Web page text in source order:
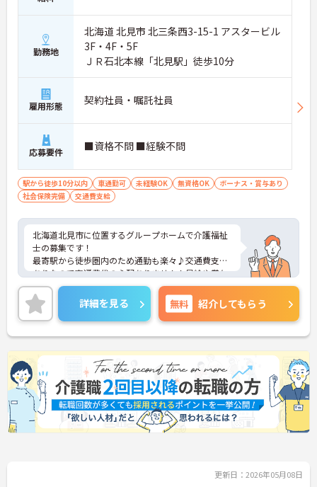
勤務地
北海道 北見市 北三条西3-15-1 アスタービル
3F・4F・5F
ＪＲ石北本線「北見駅」徒歩10分
雇用形態 契約社員・嘱託社員
応募要件 ■資格不問 ■経験不問
駅から徒歩10分以内 車通勤可 未経験OK 無資格OK
ボーナス・賞与あり
社会保険完備
交通費支給
北海道北見市に位置するグループホームで介護福祉
士の募集です！
最寄駅から徒歩圏内のため通勤も楽々♪交通費支給
ありなので交通費代の心配ありません！昇給や賞与
制度があり、頑張りが評価されてしっかりと還元さ
れます。現場経験のない方でもチャレンジできる職
場でしっかりとしたフォロー体制で、経験に関わら
ず安心してスタートできます。
こちらの求人にご興味がございましたら面接のポイ
ントもお伝えしますので是非ご応募お待ちしており
ます。
詳細を見る 無料 紹介してもらう
更新日：2026年05月08日